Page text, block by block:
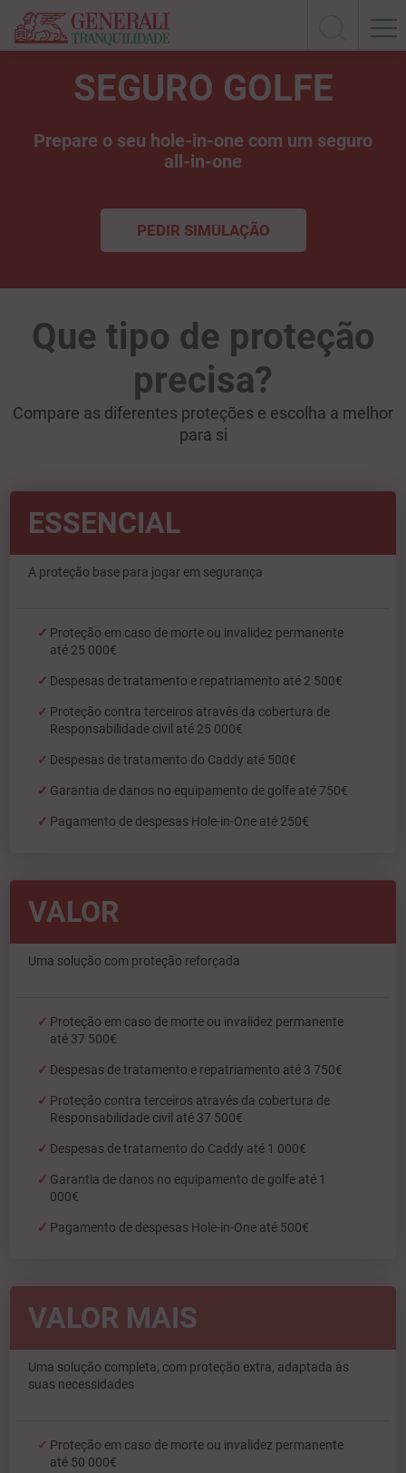
SEGURO GOLFE
Prepare o seu hole-in-one com um seguro
all-in-one
PEDIR SIMULAÇÃO
Que tipo de proteção
precisa?
Compare as diferentes proteções e escolha a melhor
para si
ESSENCIAL
A proteção base para jogar em segurança
Proteção em caso de morte ou invalidez permanente
até 25 000€
Despesas de tratamento e repatriamento até 2 500€
Proteção contra terceiros através da cobertura de
Responsabilidade civil até 25 000€
Despesas de tratamento do Caddy até 500€
Garantia de danos no equipamento de golfe até 750€
Pagamento de despesas Hole-in-One até 250€
VALOR
Uma solução com proteção reforçada
Proteção em caso de morte ou invalidez permanente
até 37 500€
Despesas de tratamento e repatriamento até 3 750€
Proteção contra terceiros através da cobertura de
Responsabilidade civil até 37 500€
Despesas de tratamento do Caddy até 1 000€
Garantia de danos no equipamento de golfe até 1
000€
Pagamento de despesas Hole-in-One até 500€
VALOR MAIS
Uma solução completa, com proteção extra, adaptada às
suas necessidades
Proteção em caso de morte ou invalidez permanente
até 50 000€